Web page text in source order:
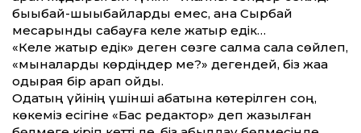
бықыбай-шықыбайларды емес, ана Сырбай
месқарынды сабауға келе жатыр едік…
«Келе жатыр едік» деген сөзге салмақ сала сөйлеп,
«мыналарды көрдіңдер ме?» дегендей, біз жаққа
одырая бір қарап қойды.
Одақтың үйінің үшінші қабатына көтерілген соң,
көкеміз есігіне «Бас редактор» деп жазылған